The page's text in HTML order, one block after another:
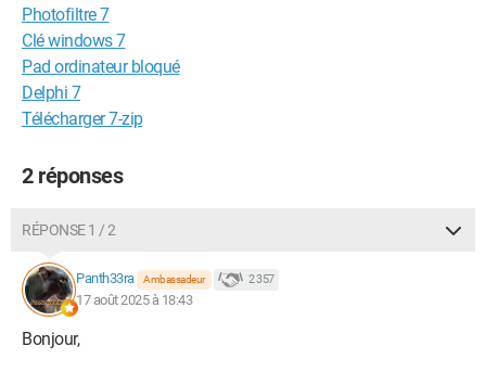
Photofiltre 7
Clé windows 7
Pad ordinateur bloqué
Delphi 7
Télécharger 7-zip
2 réponses
RÉPONSE 1 / 2
Panth33ra Ambassadeur 2 357
17 août 2025 à 18:43
Bonjour,